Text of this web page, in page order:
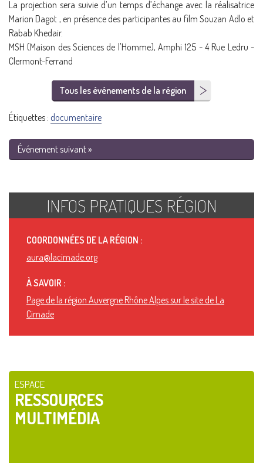
La projection sera suivie d’un temps d’échange avec la réalisatrice
Marion Dagot , en présence des participantes au film Souzan Adlo et
Rabab Khedair.
MSH (Maison des Sciences de l'Homme), Amphi 125 - 4 Rue Ledru -
Clermont-Ferrand
Tous les événements de la région
Étiquettes : documentaire
Événement suivant »
INFOS PRATIQUES RÉGION
COORDONNÉES DE LA RÉGION :
aura@lacimade.org
À SAVOIR :
Page de la région Auvergne Rhône Alpes sur le site de La
Cimade
ESPACE
RESSOURCES
MULTIMÉDIA